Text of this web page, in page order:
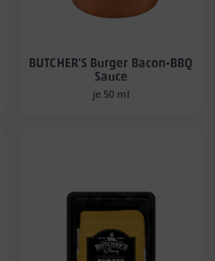
BUTCHER'S Burger Bacon-BBQ
Sauce
je 50 ml